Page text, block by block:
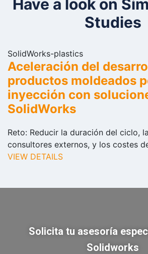
Have a look on
Studies
SolidWorks-plastics
Aceleración del
productos moldeados
inyección con
SolidWorks
Reto: Reducir la duración del ciclo,
consultores externos, y los costes
VIEW DETAILS
Solicita tu asesoría
Solidworks